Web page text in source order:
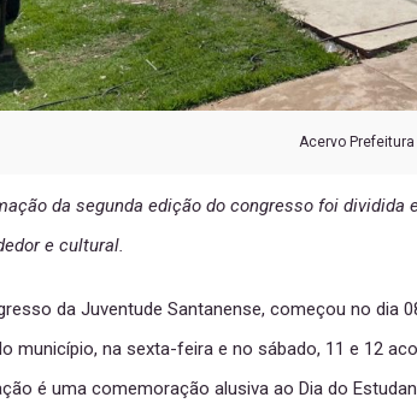
Acervo Prefeitura
da segunda edição do congresso foi dividida
e cultural.
da Juventude Santanense, começou no dia
município, na sexta-feira e no sábado, 11 e 12
é uma comemoração alusiva ao Dia do